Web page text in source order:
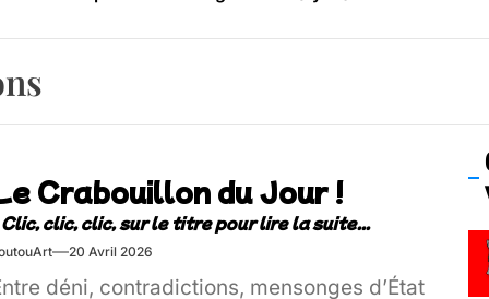
Festival – Samedi 18 juillet (Vaulx-en-Velin)
Crabouillon du Jour !
20 Avril 2026
déni, contradictions, mensonges d’État